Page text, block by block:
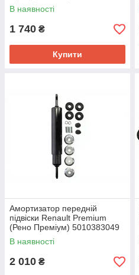
В наявності
1 740 ₴
Купити
Амортизатор передній
підвіски Renault Premium
(Рено Преміум) 5010383049
Євро 3
В наявності
2 010 ₴